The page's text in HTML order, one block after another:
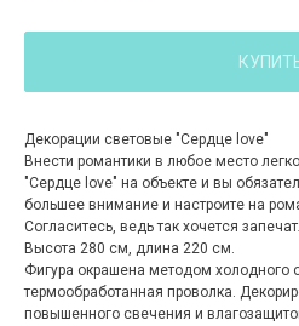
Декорации световые "Сердце love"
Внести романтики в любое место
"Cердце love" на объекте и вы
большее внимание и настроите на
Согласитесь, ведь так хочется
Высота 280 см, длина 220 см.
Фигура окрашена методом холодного
термообработанная проволка.
повышенного свечения и